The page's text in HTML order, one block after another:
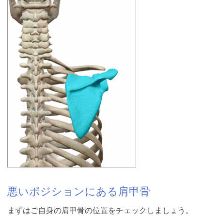
悪いポジションにある肩甲骨
まずはご自身の肩甲骨の位置をチェックしましょう。